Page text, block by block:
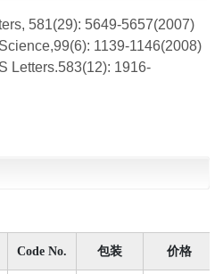
581(29): 5649-5657(2007)
1139-1146(2008)
Letters.583(12): 1916-
Code No. 包装 价格